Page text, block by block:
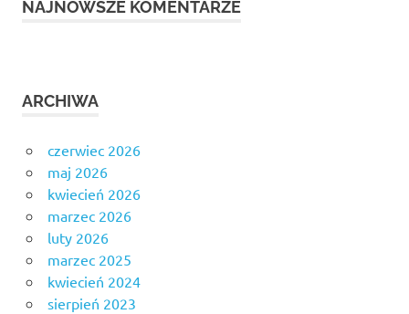
NAJNOWSZE KOMENTARZE
ARCHIWA
czerwiec 2026
maj 2026
kwiecień 2026
marzec 2026
luty 2026
marzec 2025
kwiecień 2024
sierpień 2023